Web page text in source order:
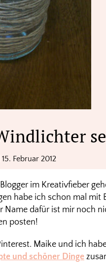
15. Februar 2012
im Kreativfieber
habe ich schon mal mit
dafür ist mir noch
posten!
Maike und ich
und schöner Dinge